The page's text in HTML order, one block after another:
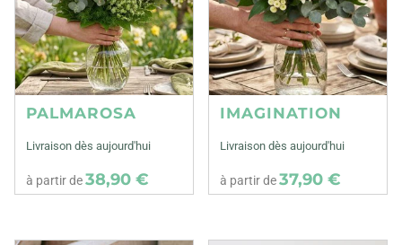
PALMAROSA
Livraison dès aujourd'hui
à partir de38,90 €
IMAGINATION
Livraison dès aujourd'hui
à partir de37,90 €